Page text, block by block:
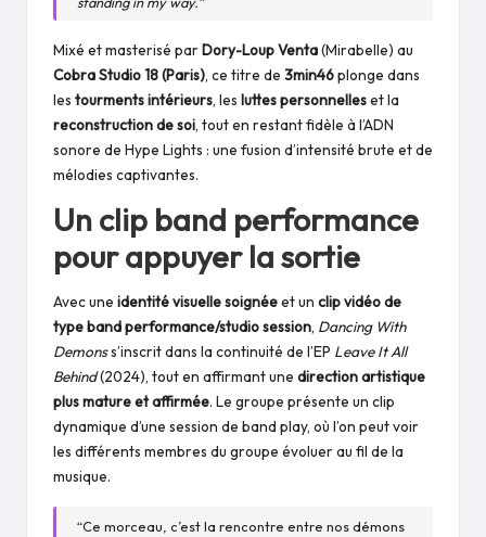
Mixé et masterisé parDory-Loup Venta(Mirabelle) au
Cobra Studio 18 (Paris), ce titre de 3min46plonge dans
les tourments intérieurs, les luttes personnelleset la
reconstruction de soi, tout en restant fidèle à l’ADN
sonore de Hype Lights : une fusion d’intensité brute et de
mélodies captivantes.
Un clip band performance
pour appuyer la sortie
Avec une identité visuelle soignéeet un clip vidéo de
type band performance/studio session, Dancing With
Demonss’inscrit dans la continuité de l’EP Leave It All
Behind(2024), tout en affirmant une direction artistique
plus mature et affirmée. Le groupe présente un clip
dynamique d’une session de band play, où l’on peut voir
les différents membres du groupe évoluer au fil de la
musique.
“Ce morceau, c’est la rencontre entre nos démons